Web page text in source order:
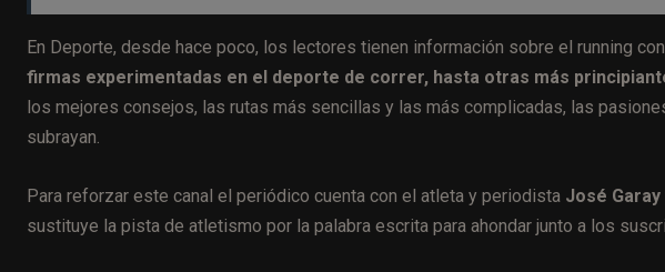
En Deporte, desde hace poco, los lectores tienen información sobre el running con
firmas experimentadas en el deporte de correr, hasta otras más
los mejores consejos, las rutas más sencillas y las más complicadas, las
subrayan.
Para reforzar este canal el periódico cuenta con el atleta y periodista José Garay
sustituye la pista de atletismo por la palabra escrita para ahondar junto a los